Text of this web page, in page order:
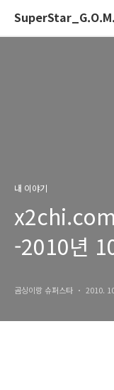
내 이야기
-2010년
곰싱이랑 슈퍼스타 2010.